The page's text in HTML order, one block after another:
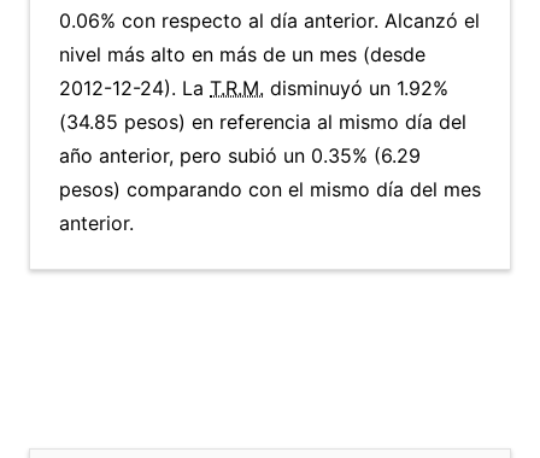
0.06% con respecto al día anterior. Alcanzó el
nivel más alto en más de un mes (desde
2012-12-24). La T.R.M. disminuyó un 1.92%
(34.85 pesos) en referencia al mismo día del
año anterior, pero subió un 0.35% (6.29
pesos) comparando con el mismo día del mes
anterior.